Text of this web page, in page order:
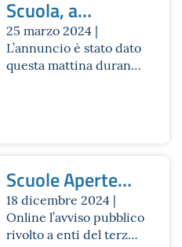
Scuola, a
Bologna dal
2025 tutte le
medie saranno
25 marzo 2024 |
L’annuncio è stato dato
questa mattina durante
Scuole Aperte
tutto l’anno
18 dicembre 2024 |
Online l’avviso pubblico
rivolto a enti del terzo